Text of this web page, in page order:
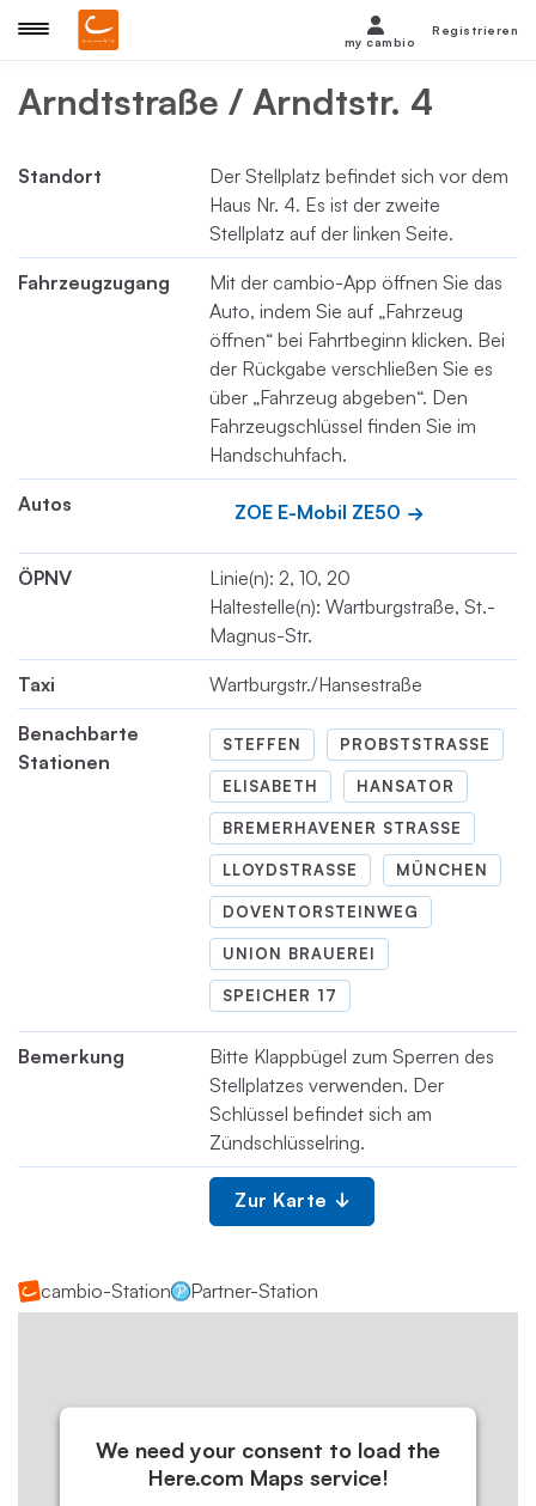
Arndtstraße / Arndtstr. 4
Standort
Der Stellplatz befindet sich vor dem
Haus Nr. 4. Es ist der zweite
Stellplatz auf der linken Seite.
Fahrzeugzugang
Mit der cambio-App öffnen Sie das
Auto, indem Sie auf „Fahrzeug
öffnen“ bei Fahrtbeginn klicken. Bei
der Rückgabe verschließen Sie es
über „Fahrzeug abgeben“. Den
Fahrzeugschlüssel finden Sie im
Handschuhfach.
Autos ZOE E-Mobil ZE50
ÖPNV
Linie(n): 2, 10, 20
Haltestelle(n): Wartburgstraße, St.-
Magnus-Str.
Taxi Wartburgstr./Hansestraße
Benachbarte
Stationen
STEFFEN PROBSTSTRASSE
ELISABETH HANSATOR
BREMERHAVENER STRASSE
LLOYDSTRASSE MÜNCHEN
DOVENTORSTEINWEG
UNION BRAUEREI
SPEICHER 17
Bemerkung
Bitte Klappbügel zum Sperren des
Stellplatzes verwenden. Der
Schlüssel befindet sich am
Zündschlüsselring.
Zur Karte
cambio-Station Partner-Station
We need your consent to load the
Here.com Maps service!
my cambio
Registrieren